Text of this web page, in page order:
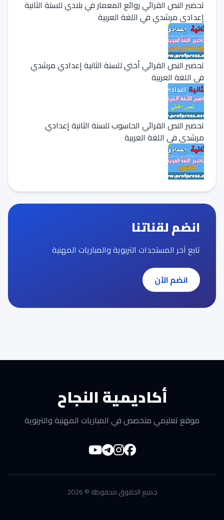
تحضير النص القرائي روائع المعمار في بلادي للسنة الثانية
إعدادي مرشدي في اللغة العربية
تحضير النص القرائي أختي للسنة الثانية إعدادي مرشدي
في اللغة العربية
تحضير النص القرائي الحاسوب للسنة الثانية إعدادي
مرشدي في اللغة العربية
انضم لقناتنا
تابع آخر المستجدات التربوية والمباريات المهنية
انضم الآن
أكاديمية النجاح
موقع تعليمي متخصص في المباريات المهنية والتربوية
جميع الحقوق محفوظة © 2026